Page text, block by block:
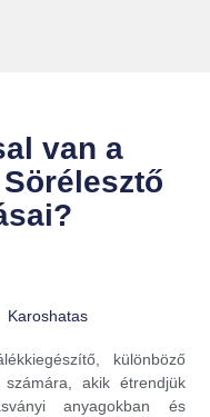
van a
Karoshatas
különböző
akik étrendjük
anyagokban és